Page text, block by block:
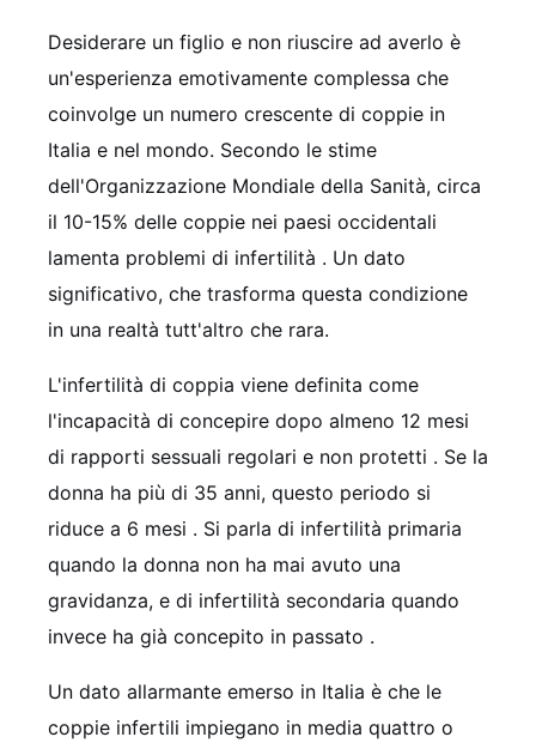
Desiderare un figlio e non riuscire ad averlo è
un'esperienza emotivamente complessa che
coinvolge un numero crescente di coppie in
Italia e nel mondo. Secondo le stime
dell'Organizzazione Mondiale della Sanità, circa
il 10-15% delle coppie nei paesi occidentali
lamenta problemi di infertilità . Un dato
significativo, che trasforma questa condizione
in una realtà tutt'altro che rara.
L'infertilità di coppia viene definita come
l'incapacità di concepire dopo almeno 12 mesi
di rapporti sessuali regolari e non protetti . Se la
donna ha più di 35 anni, questo periodo si
riduce a 6 mesi . Si parla di infertilità primaria
quando la donna non ha mai avuto una
gravidanza, e di infertilità secondaria quando
invece ha già concepito in passato .
Un dato allarmante emerso in Italia è che le
coppie infertili impiegano in media quattro o